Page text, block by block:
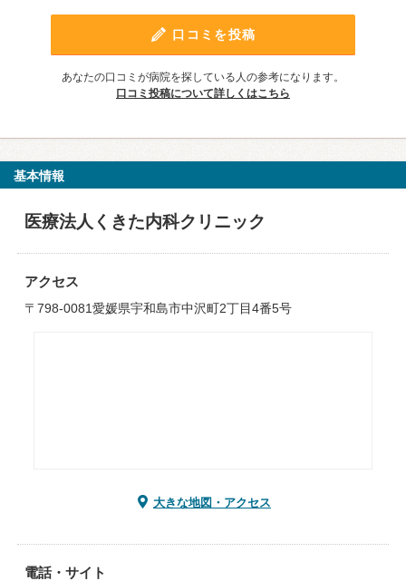
口コミを投稿
あなたの口コミが病院を探している人の参考になります。
口コミ投稿について詳しくはこちら
基本情報
医療法人くきた内科クリニック
アクセス
〒798-0081愛媛県宇和島市中沢町2丁目4番5号
大きな地図・アクセス
電話・サイト